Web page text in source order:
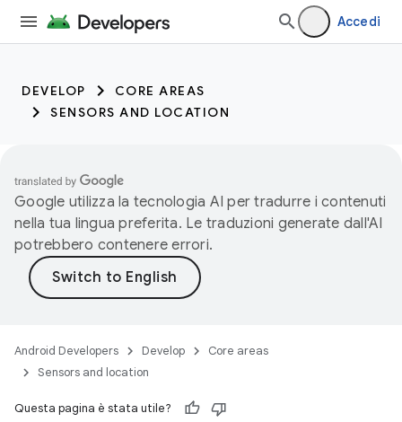
Accedi
DEVELOP
CORE AREAS
SENSORS AND LOCATION
Google utilizza la tecnologia AI per tradurre i contenuti
nella tua lingua preferita. Le traduzioni generate dall'AI
potrebbero contenere errori.
Android Developers Develop
Core areas
Sensors and location
Questa pagina è stata utile?